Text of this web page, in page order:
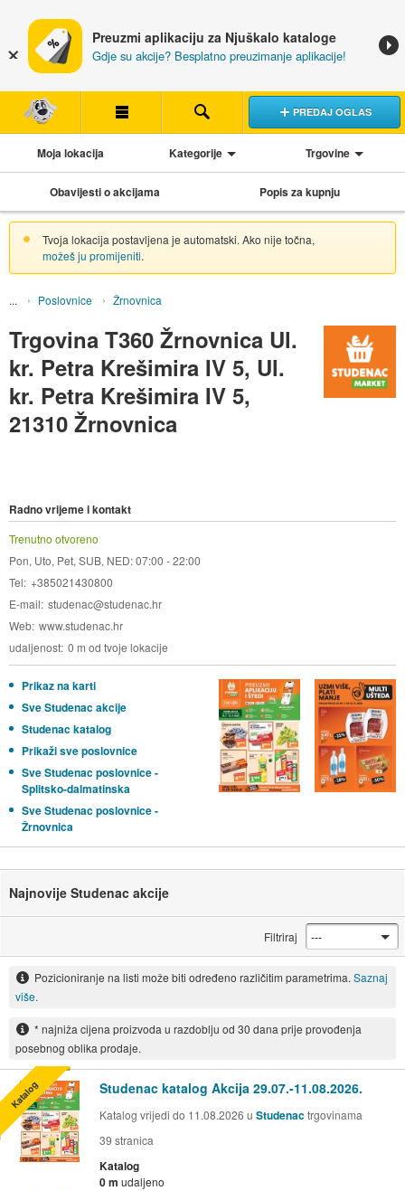
Preuzmi aplikaciju za Njuškalo kataloge
Gdje su akcije? Besplatno preuzimanje aplikacije!
PREDAJ OGLAS
Moja lokacija Kategorije Trgovine
Obavijesti o akcijama Popis za kupnju
Tvoja lokacija postavljena je automatski. Ako nije točna,
možeš ju promijeniti.
Poslovnice Žrnovnica
Trgovina T360 Žrnovnica Ul.
kr. Petra Krešimira IV 5, Ul.
kr. Petra Krešimira IV 5,
21310 Žrnovnica
Radno vrijeme i kontakt
Trenutno otvoreno
Pon, Uto, Pet, SUB, NED: 07:00 - 22:00
Tel +385021430800
E-mail studenac@studenac.hr
Web www.studenac.hr
udaljenost 0 m od tvoje lokacije
Prikaz na karti
Sve Studenac akcije
Studenac katalog
Prikaži sve poslovnice
Sve Studenac poslovnice -
Splitsko-dalmatinska
Sve Studenac poslovnice -
Žrnovnica
Najnovije Studenac akcije
Filtriraj
Pozicioniranje na listi može biti određeno različitim parametrima. Saznaj
više.
* najniža cijena proizvoda u razdoblju od 30 dana prije provođenja
posebnog oblika prodaje.
Studenac katalog Akcija 29.07.-11.08.2026.
Katalog vrijedi do 11.08.2026 u Studenactrgovinama
39 stranica
Katalog
0 m udaljeno
Katalog